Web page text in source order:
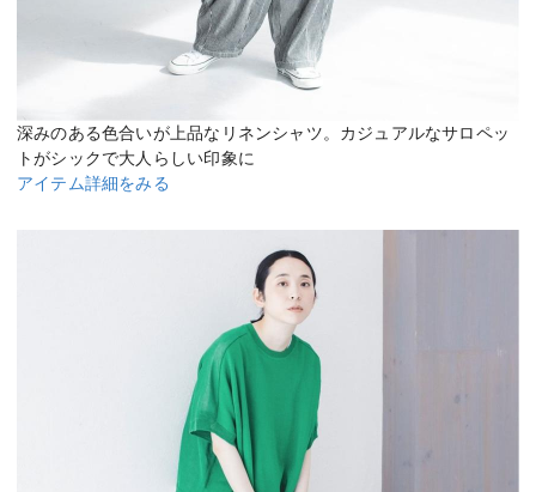
深みのある色合いが上品なリネンシャツ。カジュアルなサロペッ
トがシックで大人らしい印象に
アイテム詳細をみる